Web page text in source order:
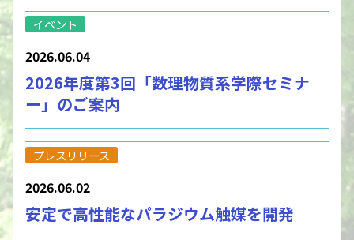
イベント
2026.06.04
2026年度第3回「数理物質系学際セミナ
ー」のご案内
プレスリリース
2026.06.02
安定で高性能なパラジウム触媒を開発